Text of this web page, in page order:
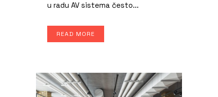
u radu AV sistema često...
READ MORE